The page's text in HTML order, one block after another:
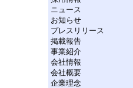
ニュース
お知らせ
プレスリリース
掲載報告
事業紹介
会社情報
会社概要
企業理念